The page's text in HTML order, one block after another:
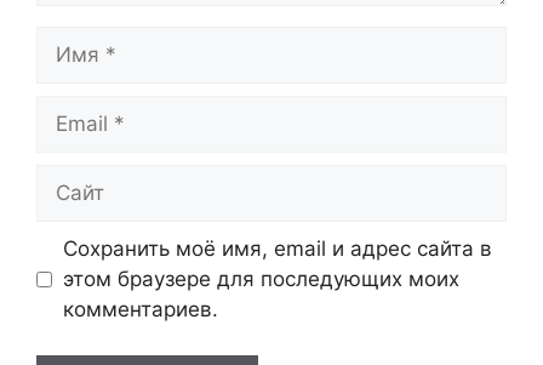
Сохранить моё имя, email и адрес сайта в
этом браузере для последующих моих
комментариев.